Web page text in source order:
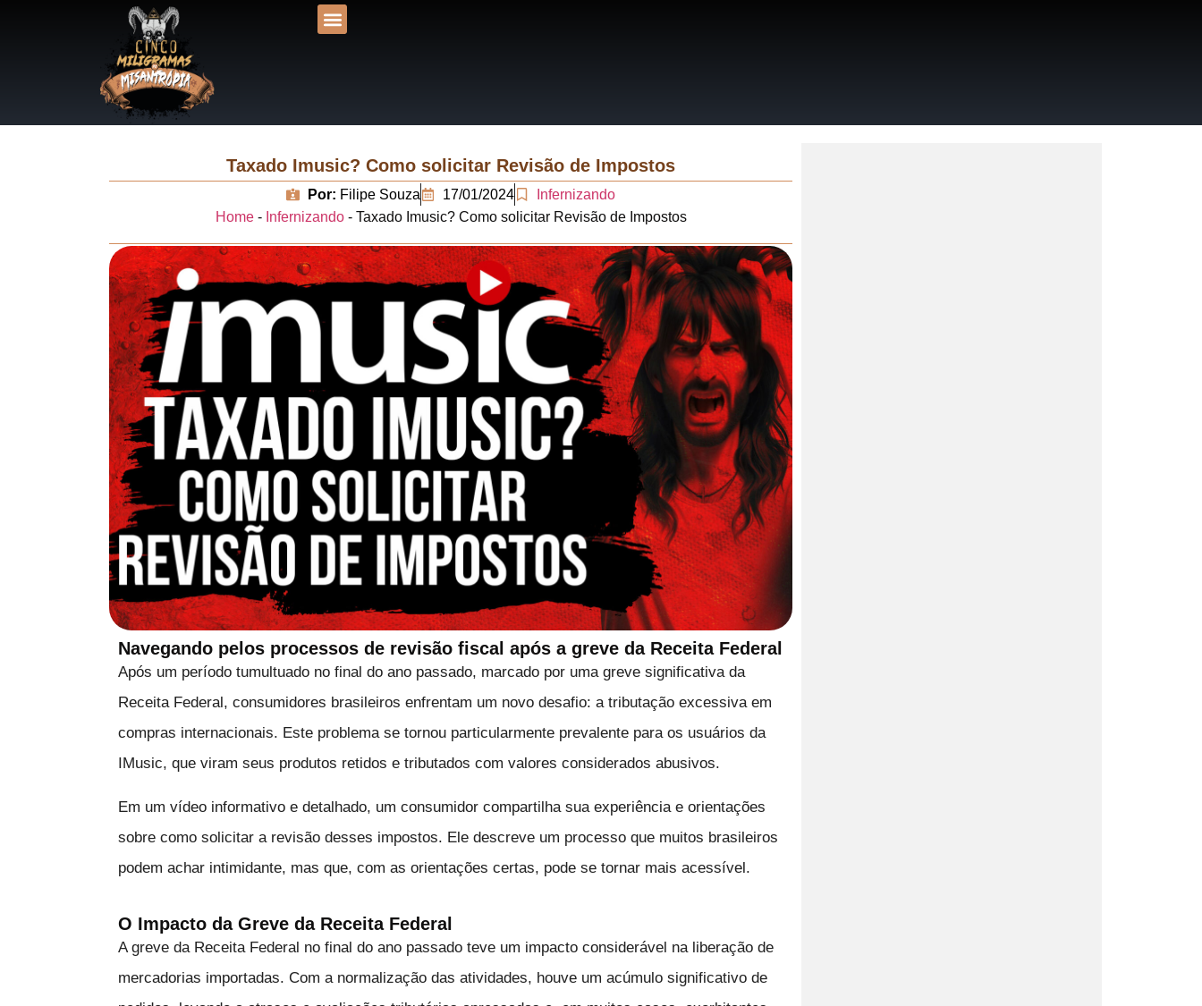
Taxado Imusic? Como solicitar Revisão de Impostos
Por: Filipe Souza 17/01/2024
Infernizando
Home- Infernizando- Taxado Imusic? Como solicitar Revisão de Impostos
Navegando pelos processos de revisão fiscal após a greve da Receita Federal
Após um período tumultuado no final do ano passado, marcado por uma greve significativa da
Receita Federal, consumidores brasileiros enfrentam um novo desafio: a tributação excessiva em
compras internacionais. Este problema se tornou particularmente prevalente para os usuários da
IMusic, que viram seus produtos retidos e tributados com valores considerados abusivos.
Em um vídeo informativo e detalhado, um consumidor compartilha sua experiência e orientações
sobre como solicitar a revisão desses impostos. Ele descreve um processo que muitos brasileiros
podem achar intimidante, mas que, com as orientações certas, pode se tornar mais acessível.
O Impacto da Greve da Receita Federal
A greve da Receita Federal no final do ano passado teve um impacto considerável na liberação de
mercadorias importadas. Com a normalização das atividades, houve um acúmulo significativo de